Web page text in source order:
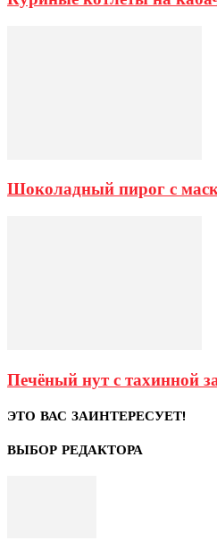
Шоколадный пирог с
Печёный нут с тахинной
ЭТО ВАС ЗАИНТЕРЕСУЕТ!
ВЫБОР РЕДАКТОРА